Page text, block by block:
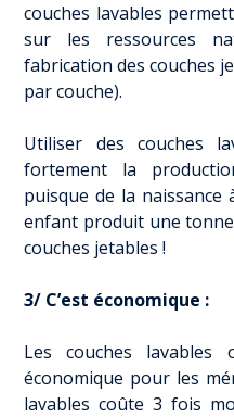
couches lavables
sur les ressources
fabrication des couches
par couche).
Utiliser des couches
fortement la
puisque de la
enfant produit une tonne
couches jetables !
3/ C’est économique :
Les couches
économique pour les
lavables coûte 3 fois